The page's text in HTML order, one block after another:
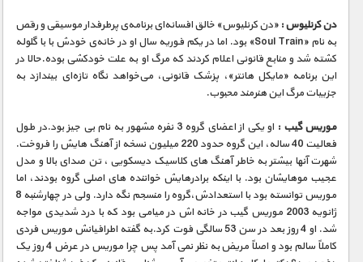
دن کرنلیوس : «دن کرنلیوس» خالق افسانه‌ای برنامه‌ی پرطرفدار موسیقی‌ و رقص
به نام «Soul Train» بود. اما در یکم فوریه سال او در خانه‌ی خودش با با گلوله
کشته شد و منابع قانونی اعلام کردند که مرگ او به علت خودکشی بوده.حالا در
این برنامه «مایکل هانتر»، پزشک قانونی، می‌خواهد نگاه تازه‌ای بیندازد به
جزییات مرگ این هنرمند محبوب.
موریس گیب :
او یکی از اعضای گروه 3 نفره مشهور به نام بی جیز بود.در طول
فعالیت 40 ساله، این گروه حدود 220 میلیون نسخه از آهنگ هایش را فروخت.
شهرت آنها بیشتر به خاطر آهنگ های کلاسیک دیسکویی ، تن صدای بالا و مدل
عجیب موهایشان بود. با اینکه برادرهایش خواننده های اصلی گروه بودند، اما
موریس توانسته بود با استعدادش،گروه را منسجم نگه دارد. ولی در چهارشنبه 8
ژانویه 2003 موریس گیب در خانه اش در میامی بود که با درد شدیدی مواجه
شد. او 4 روز بعد در سن 53 سالگی فوت کرد.به گفته اطرافیانش موریس فردی
کاملاً سالم بود و اصلاً مریض به نظر نمی آمد پس چرا موریس در عرض 4 روز یک